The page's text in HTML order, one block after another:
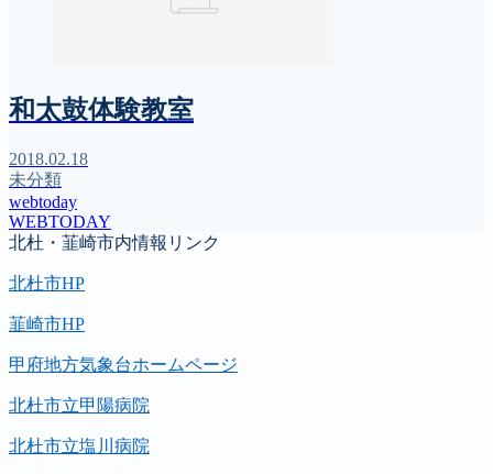
和太鼓体験教室
2018.02.18
未分類
webtoday
WEBTODAY
北杜・韮崎市内情報リンク
北杜市HP
韮崎市HP
甲府地方気象台ホームページ
北杜市立甲陽病院
北杜市立塩川病院